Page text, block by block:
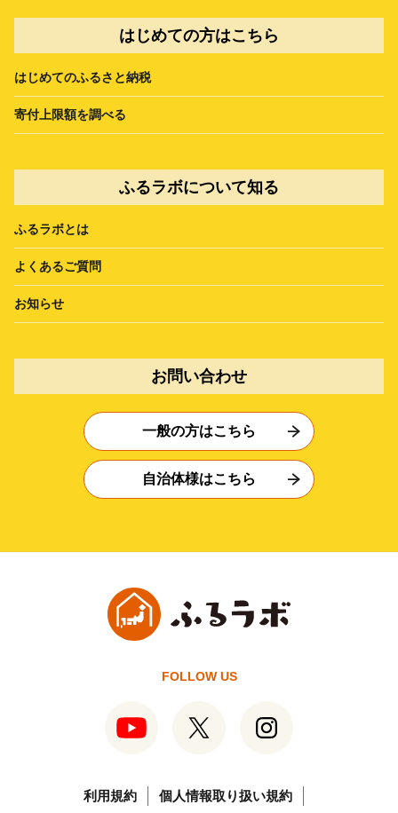
はじめての方はこちら
はじめてのふるさと納税
寄付上限額を調べる
ふるラボについて知る
ふるラボとは
よくあるご質問
お知らせ
お問い合わせ
一般の方はこちら
自治体様はこちら
FOLLOW US
利用規約 個人情報取り扱い規約